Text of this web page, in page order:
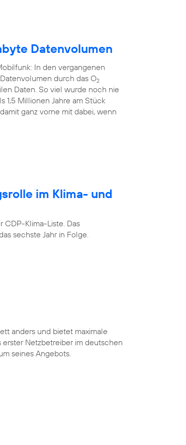
Datenvolumen
In den vergangenen
durch das O2
Daten. So viel wurde noch nie
1,5 Millionen Jahre am Stück
ganz vorne mit dabei, wenn
im Klima- und
CDP-Klima-Liste. Das
sechste Jahr in Folge.
anders und bietet maximale
Netzbetreiber im deutschen
seines Angebots.